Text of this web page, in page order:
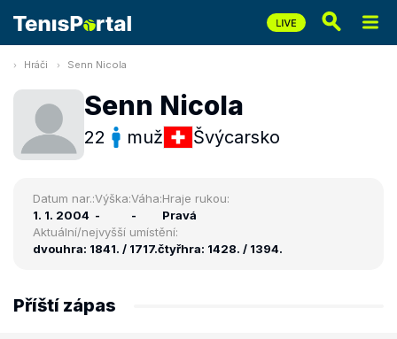
Hráči Senn Nicola
Senn Nicola
22 muž Švýcarsko
Datum nar.:
1. 1. 2004
Výška:
-
Váha:
-
Hraje rukou:
Pravá
Aktuální/nejvyšší umístění:
dvouhra: 1841. / 1717.čtyřhra: 1428. / 1394.
Příští zápas